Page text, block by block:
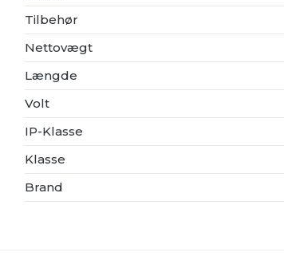
Tilbehør
Nettovægt
Længde
Volt
IP-Klasse
Klasse
Brand